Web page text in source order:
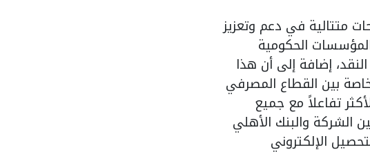
في دعم وتعزيز
الحكومية
إضافة إلى أن هذا
بين القطاع المصرفي
تفاعلاً مع جميع
الشركة والبنك الأهلي
الإلكتروني